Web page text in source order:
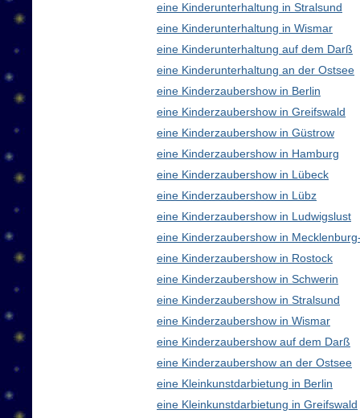
eine Kinderunterhaltung in Stralsund
eine Kinderunterhaltung in Wismar
eine Kinderunterhaltung auf dem Darß
eine Kinderunterhaltung an der Ostsee
eine Kinderzaubershow in Berlin
eine Kinderzaubershow in Greifswald
eine Kinderzaubershow in Güstrow
eine Kinderzaubershow in Hamburg
eine Kinderzaubershow in Lübeck
eine Kinderzaubershow in Lübz
eine Kinderzaubershow in Ludwigslust
eine Kinderzaubershow in
eine Kinderzaubershow in Rostock
eine Kinderzaubershow in Schwerin
eine Kinderzaubershow in Stralsund
eine Kinderzaubershow in Wismar
eine Kinderzaubershow auf dem Darß
eine Kinderzaubershow an der Ostsee
eine Kleinkunstdarbietung in Berlin
eine Kleinkunstdarbietung in Greifswald